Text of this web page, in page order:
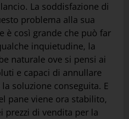
La soddisfazione di
problema alla sua
è così grande che può far
inquietudine, la
naturale ove si pensi ai
e capaci di annullare
soluzione conseguita. E
pane viene ora stabilito,
prezzi di vendita per la